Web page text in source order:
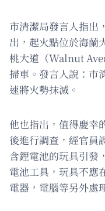
市清潔局發言人指出
出，起火點位於海
桃大道（Walnut
掃車。發言人說：市
速將火勢抹滅。
他也指出，值得慶幸
後進行調查，經官員
含鋰電池的玩具引發
電池工具，玩具不應
電器，電腦等另外處